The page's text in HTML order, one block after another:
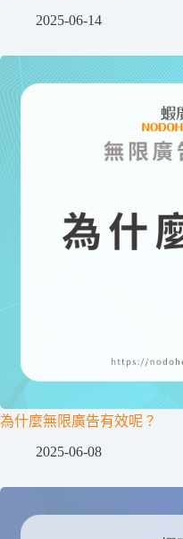
2025-06-14
為什麼無限廣告有效呢？
2025-06-08